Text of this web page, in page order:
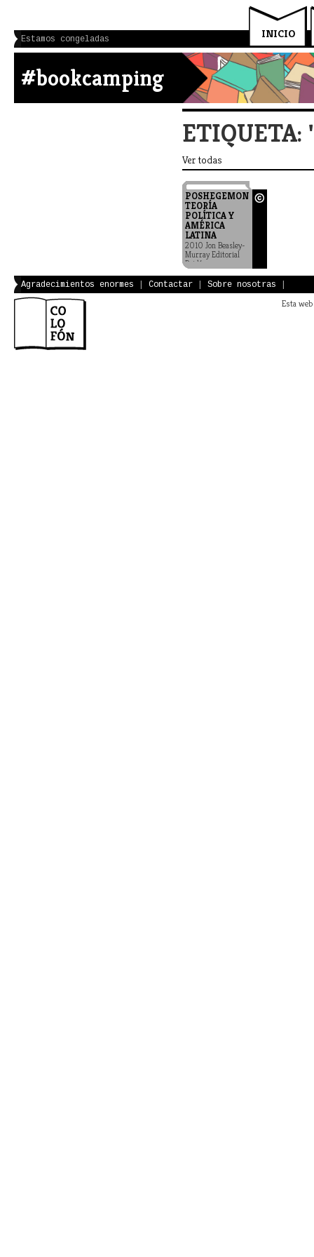
INICIO
Estamos congeladas
#bookcamping
Ver todas
POSHEGEMONÍA.
TEORÍA
POLÍTICA Y
AMÉRICA
LATINA
2010 Jon Beasley-
Murray Editorial
Paidós
Agradecimientos enormes Contactar Sobre nosotras
Esta